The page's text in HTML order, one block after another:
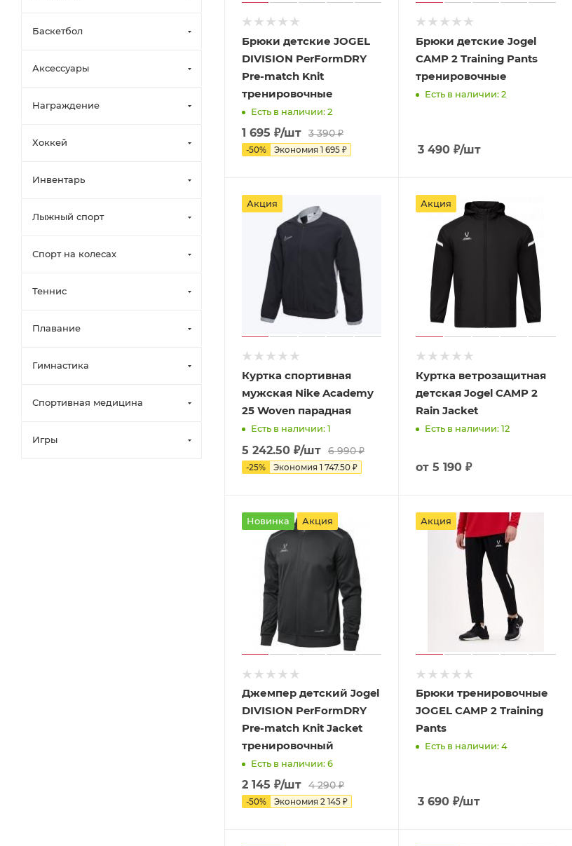
Брюки детские JOGEL
DIVISION PerFormDRY
Pre-match Knit
тренировочные
Есть в наличии: 2
1 695 ₽/шт 3 390₽
-50% Экономия 1 695 ₽
Брюки детские Jogel
CAMP 2 Training Pants
тренировочные
Есть в наличии: 2
3 490 ₽/шт
Акция
Куртка спортивная
мужская Nike Academy
25 Woven парадная
Есть в наличии: 1
5 242.50 ₽/шт 6 990₽
-25% Экономия 1 747.50 ₽
Акция
Куртка ветрозащитная
детская Jogel CAMP 2
Rain Jacket
Есть в наличии: 12
от5 190 ₽
Новинка Акция
Джемпер детский Jogel
DIVISION PerFormDRY
Pre-match Knit Jacket
тренировочный
Есть в наличии: 6
2 145 ₽/шт 4 290₽
-50% Экономия 2 145 ₽
Акция
Брюки тренировочные
JOGEL CAMP 2 Training
Pants
Есть в наличии: 4
3 690 ₽/шт
Баскетбол
Аксессуары
Награждение
Хоккей
Инвентарь
Лыжный спорт
Спорт на колесах
Теннис
Плавание
Гимнастика
Спортивная медицина
Игры